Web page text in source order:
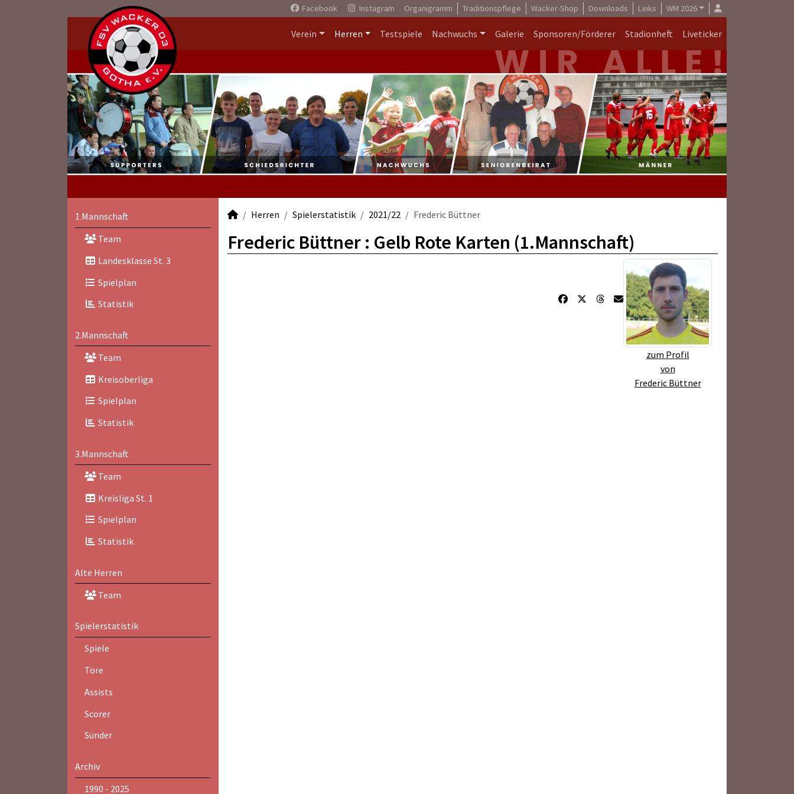
Facebook Instagram Organigramm Traditionspflege Wacker-Shop Downloads Links WM 2026
Verein Herren Testspiele Nachwuchs Galerie Sponsoren/Förderer Stadionheft Liveticker
1.Mannschaft
Team
Landesklasse St. 3
Spielplan
Statistik
2.Mannschaft
Team
Kreisoberliga
Spielplan
Statistik
3.Mannschaft
Team
Kreisliga St. 1
Spielplan
Statistik
Alte Herren
Team
Spielerstatistik
Spiele
Tore
Assists
Scorer
Sünder
Archiv
1990 - 2025
Herren Spielerstatistik 2021/22 Frederic Büttner
Frederic Büttner : Gelb Rote Karten (1.Mannschaft)
zum Profil
von
Frederic Büttner